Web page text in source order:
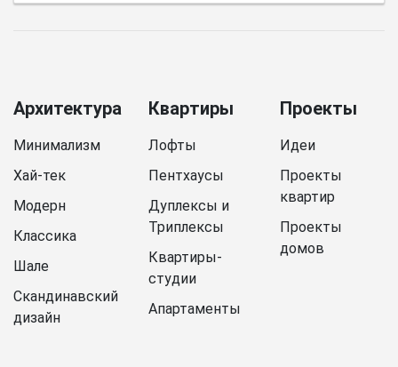
Архитектура
Минимализм
Хай-тек
Модерн
Классика
Шале
Скандинавский
дизайн
Квартиры
Лофты
Пентхаусы
Дуплексы и
Триплексы
Квартиры-
студии
Апартаменты
Проекты
Идеи
Проекты
квартир
Проекты
домов